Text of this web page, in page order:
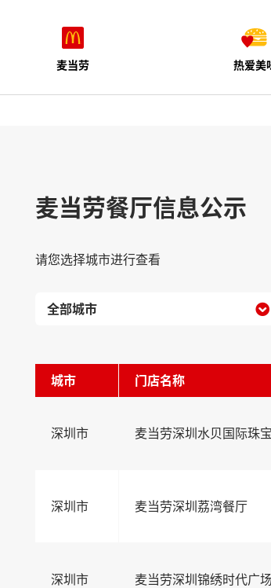
麦当劳 热爱美
麦当劳餐厅信息公示
请您选择城市进行查看

城市 门店名称
深圳市 麦当劳深圳水贝国际珠
深圳市 麦当劳深圳荔湾餐厅
深圳市 麦当劳深圳锦绣时代广